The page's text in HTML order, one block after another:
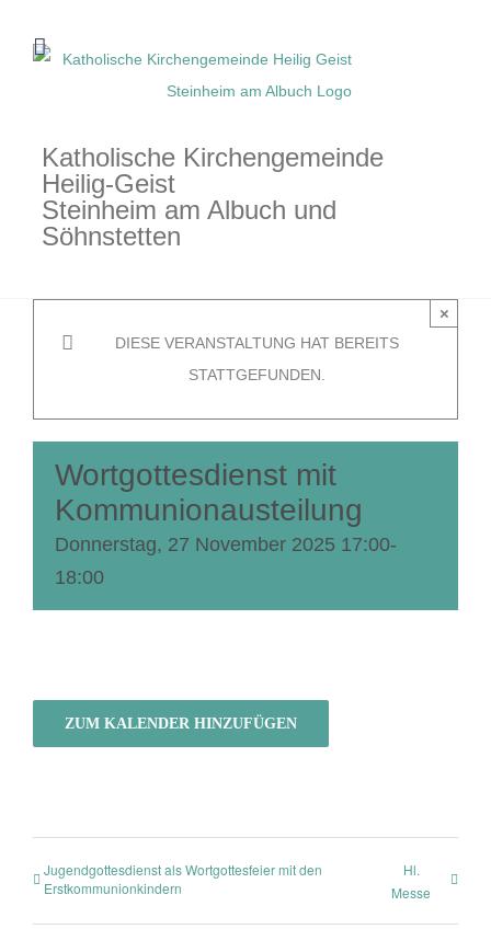
Inhalt
Katholische Kirchengemeinde
Heilig-Geist
Steinheim am Albuch und
Söhnstetten
DIESE VERANSTALTUNG HAT BEREITS
STATTGEFUNDEN.
×
Wortgottesdienst mit
Kommunionausteilung
Donnerstag, 27 November 2025 17:00-
18:00
ZUM KALENDER HINZUFÜGEN
Jugendgottesdienst als Wortgottesfeier mit den
Erstkommunionkindern
Hl.
Messe